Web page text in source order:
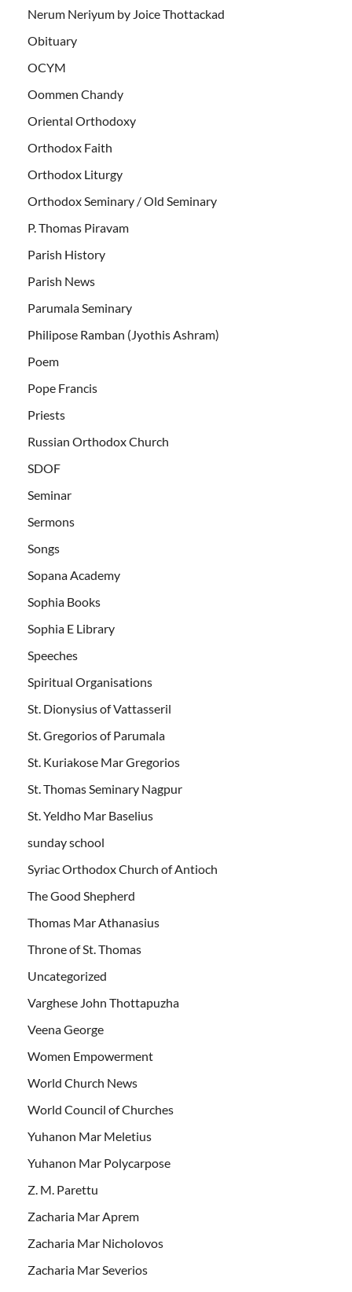
Nerum Neriyum by Joice Thottackad
Obituary
OCYM
Oommen Chandy
Oriental Orthodoxy
Orthodox Faith
Orthodox Liturgy
Orthodox Seminary / Old Seminary
P. Thomas Piravam
Parish History
Parish News
Parumala Seminary
Philipose Ramban (Jyothis Ashram)
Poem
Pope Francis
Priests
Russian Orthodox Church
SDOF
Seminar
Sermons
Songs
Sopana Academy
Sophia Books
Sophia E Library
Speeches
Spiritual Organisations
St. Dionysius of Vattasseril
St. Gregorios of Parumala
St. Kuriakose Mar Gregorios
St. Thomas Seminary Nagpur
St. Yeldho Mar Baselius
sunday school
Syriac Orthodox Church of Antioch
The Good Shepherd
Thomas Mar Athanasius
Throne of St. Thomas
Uncategorized
Varghese John Thottapuzha
Veena George
Women Empowerment
World Church News
World Council of Churches
Yuhanon Mar Meletius
Yuhanon Mar Polycarpose
Z. M. Parettu
Zacharia Mar Aprem
Zacharia Mar Nicholovos
Zacharia Mar Severios